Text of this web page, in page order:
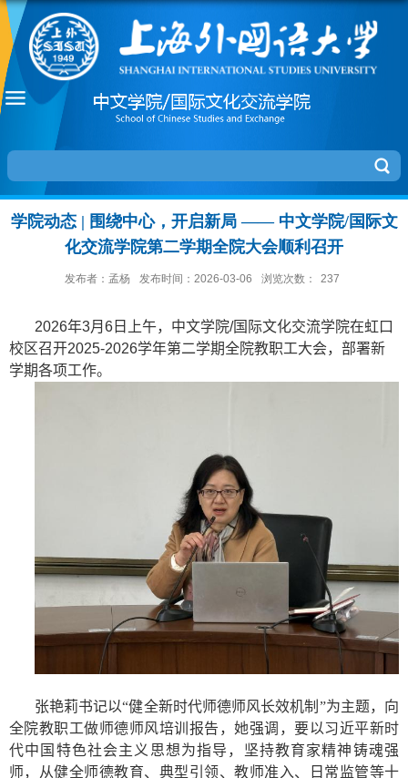
学院动态 | 围绕中心，开启新局 —— 中文学院/国际文
化交流学院第二学期全院大会顺利召开
发布者：孟杨 发布时间：2026-03-06 浏览次数： 237
2026年3月 6 日上午，中文学院/国际文化交流学院在虹口
校区召开2025-2026学年第二学期全院教职工大会，部署新
学期各项工作。
张艳莉书记以“健全新时代师德师风长效机制”为主题，向
全院教职工做师德师风培训报告，她强调，要以习近平新时
代中国特色社会主义思想为指导，坚持教育家精神铸魂强
师，从健全师德教育、典型引领、教师准入、日常监管等十